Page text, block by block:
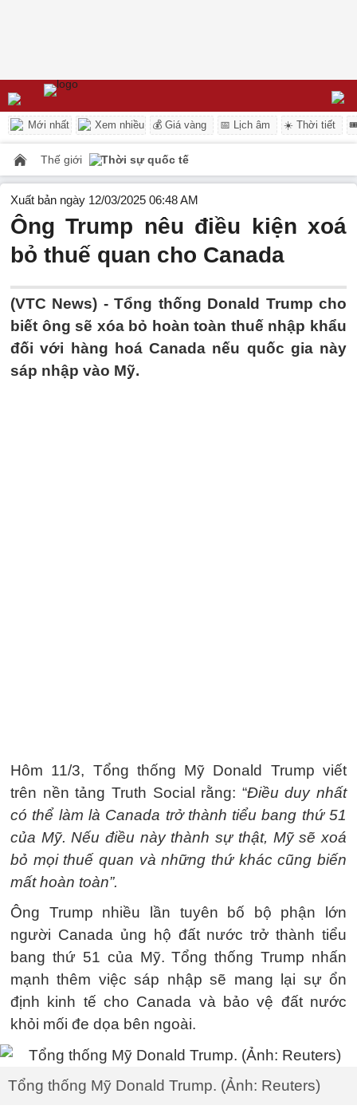
Mới nhất Xem nhiều 💰 Giá vàng 📅 Lịch âm ☀️ Thời tiết
Thế giới Thời sự quốc tế
Xuất bản ngày 12/03/2025 06:48 AM
Ông Trump nêu điều kiện xoá
bỏ thuế quan cho Canada
(VTC News) -Tổng thống Donald Trump cho
biết ông sẽ xóa bỏ hoàn toàn thuế nhập khẩu
đối với hàng hoá Canada nếu quốc gia này
sáp nhập vào Mỹ.
Hôm 11/3, Tổng thống Mỹ Donald Trump viết
trên nền tảng Truth Social rằng: “Điều duy nhất
có thể làm là Canada trở thành tiểu bang thứ 51
của Mỹ. Nếu điều này thành sự thật, Mỹ sẽ xoá
bỏ mọi thuế quan và những thứ khác cũng biến
mất hoàn toàn”.
Ông Trump nhiều lần tuyên bố bộ phận lớn
người Canada ủng hộ đất nước trở thành tiểu
bang thứ 51 của Mỹ. Tổng thống Trump nhấn
mạnh thêm việc sáp nhập sẽ mang lại sự ổn
định kinh tế cho Canada và bảo vệ đất nước
khỏi mối đe dọa bên ngoài.
Tổng thống Mỹ Donald Trump. (Ảnh: Reuters)